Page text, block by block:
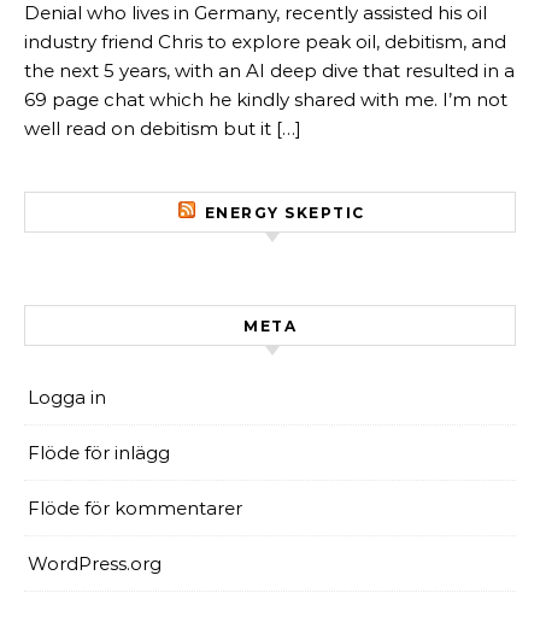
Denial who lives in Germany, recently assisted his oil
industry friend Chris to explore peak oil, debitism, and
the next 5 years, with an AI deep dive that resulted in a
69 page chat which he kindly shared with me. I’m not
well read on debitism but it […]
ENERGY SKEPTIC
META
Logga in
Flöde för inlägg
Flöde för kommentarer
WordPress.org